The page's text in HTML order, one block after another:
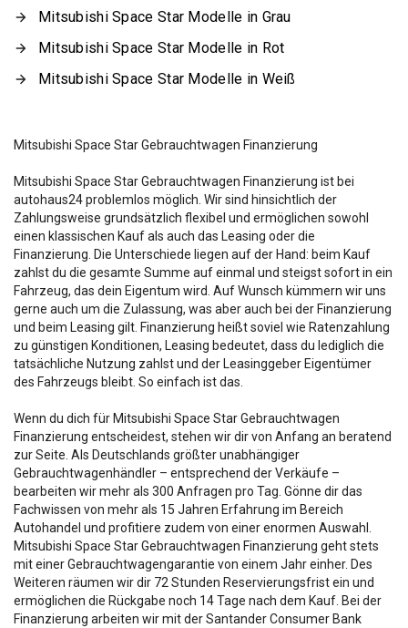
Mitsubishi Space Star Modelle in Grau
Mitsubishi Space Star Modelle in Rot
Mitsubishi Space Star Modelle in Weiß
Mitsubishi Space Star Gebrauchtwagen Finanzierung
Mitsubishi Space Star Gebrauchtwagen Finanzierung ist bei
autohaus24 problemlos möglich. Wir sind hinsichtlich der
Zahlungsweise grundsätzlich flexibel und ermöglichen sowohl
einen klassischen Kauf als auch das Leasing oder die
Finanzierung. Die Unterschiede liegen auf der Hand: beim Kauf
zahlst du die gesamte Summe auf einmal und steigst sofort in ein
Fahrzeug, das dein Eigentum wird. Auf Wunsch kümmern wir uns
gerne auch um die Zulassung, was aber auch bei der Finanzierung
und beim Leasing gilt. Finanzierung heißt soviel wie Ratenzahlung
zu günstigen Konditionen, Leasing bedeutet, dass du lediglich die
tatsächliche Nutzung zahlst und der Leasinggeber Eigentümer
des Fahrzeugs bleibt. So einfach ist das.
Wenn du dich für Mitsubishi Space Star Gebrauchtwagen
Finanzierung entscheidest, stehen wir dir von Anfang an beratend
zur Seite. Als Deutschlands größter unabhängiger
Gebrauchtwagenhändler – entsprechend der Verkäufe –
bearbeiten wir mehr als 300 Anfragen pro Tag. Gönne dir das
Fachwissen von mehr als 15 Jahren Erfahrung im Bereich
Autohandel und profitiere zudem von einer enormen Auswahl.
Mitsubishi Space Star Gebrauchtwagen Finanzierung geht stets
mit einer Gebrauchtwagengarantie von einem Jahr einher. Des
Weiteren räumen wir dir 72 Stunden Reservierungsfrist ein und
ermöglichen die Rückgabe noch 14 Tage nach dem Kauf. Bei der
Finanzierung arbeiten wir mit der Santander Consumer Bank